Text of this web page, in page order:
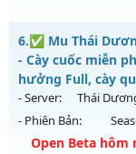
Thể loại: Mu Bán
Antihack: UGK
ĐUA TOP NHẬN
WC FREE
Mu mới ra tháng
WCOINC THẢ GA
Exp: 9999x - Drop:
Kiểu reset: Reset In
6.✅ Mu Thái
- Cày cuốc miễn
hưởng Full, cày
- Server: Thái
- Phiên Bản:
Open Beta hôm